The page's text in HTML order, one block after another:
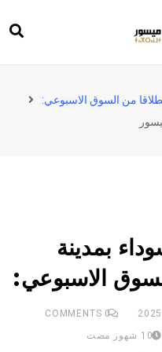
من السوق الاسبوعي:
بمدينة
الاسبوعي:
0
10 شهور مضت